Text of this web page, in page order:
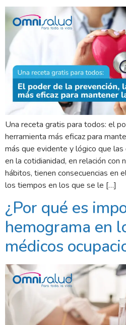
Una receta gratis para todos: el
herramienta más eficaz para
más que evidente y lógico que
en la cotidianidad, en relación con
hábitos, tienen consecuencias en
los tiempos en los que se le […]
¿Por qué es
hemograma en
médicos